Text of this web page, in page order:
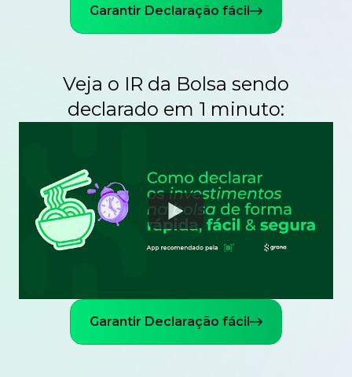
Garantir Declaração fácil
Veja o IR da Bolsa sendo
declarado em 1 minuto:
Watch
Garantir Declaração fácil